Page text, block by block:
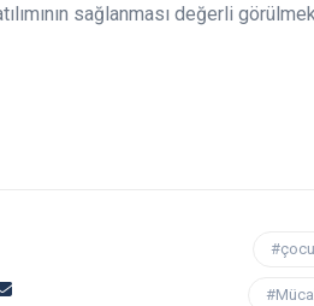
sağlanması değerli